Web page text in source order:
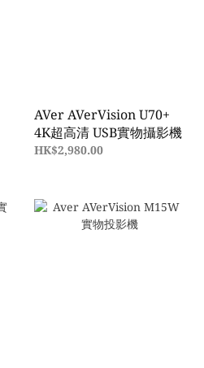
AVer AVerVision U70+
4K超高清 USB實物攝影機
HK$2,980.00